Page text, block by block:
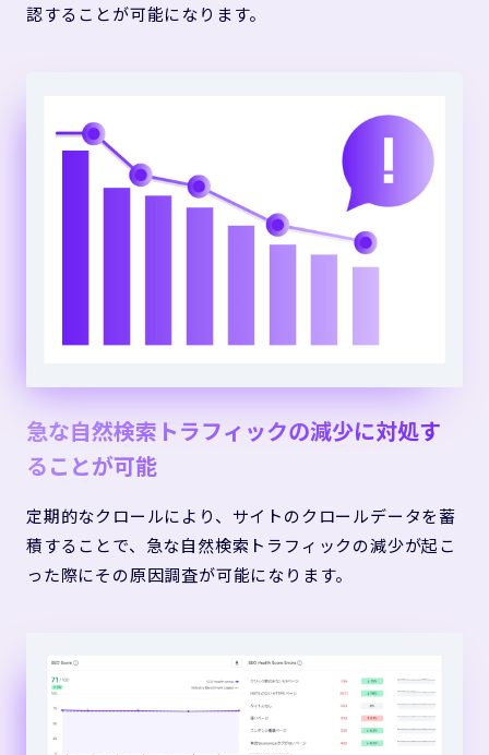
認することが可能になります。
急な自然検索トラフィックの減少に対処す
ることが可能
定期的なクロールにより、サイトのクロールデータを蓄
積することで、急な自然検索トラフィックの減少が起こ
った際にその原因調査が可能になります。